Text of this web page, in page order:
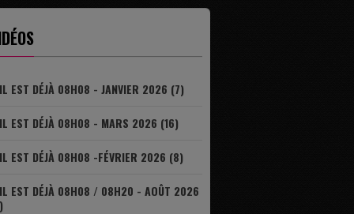
IL EST DÉJÀ 08H08 - JANVIER 2026 (7)
IL EST DÉJÀ 08H08 - MARS 2026 (16)
IL EST DÉJÀ 08H08 -FÉVRIER 2026 (8)
IL EST DÉJÀ 08H08 / 08H20 - AOÛT 2026